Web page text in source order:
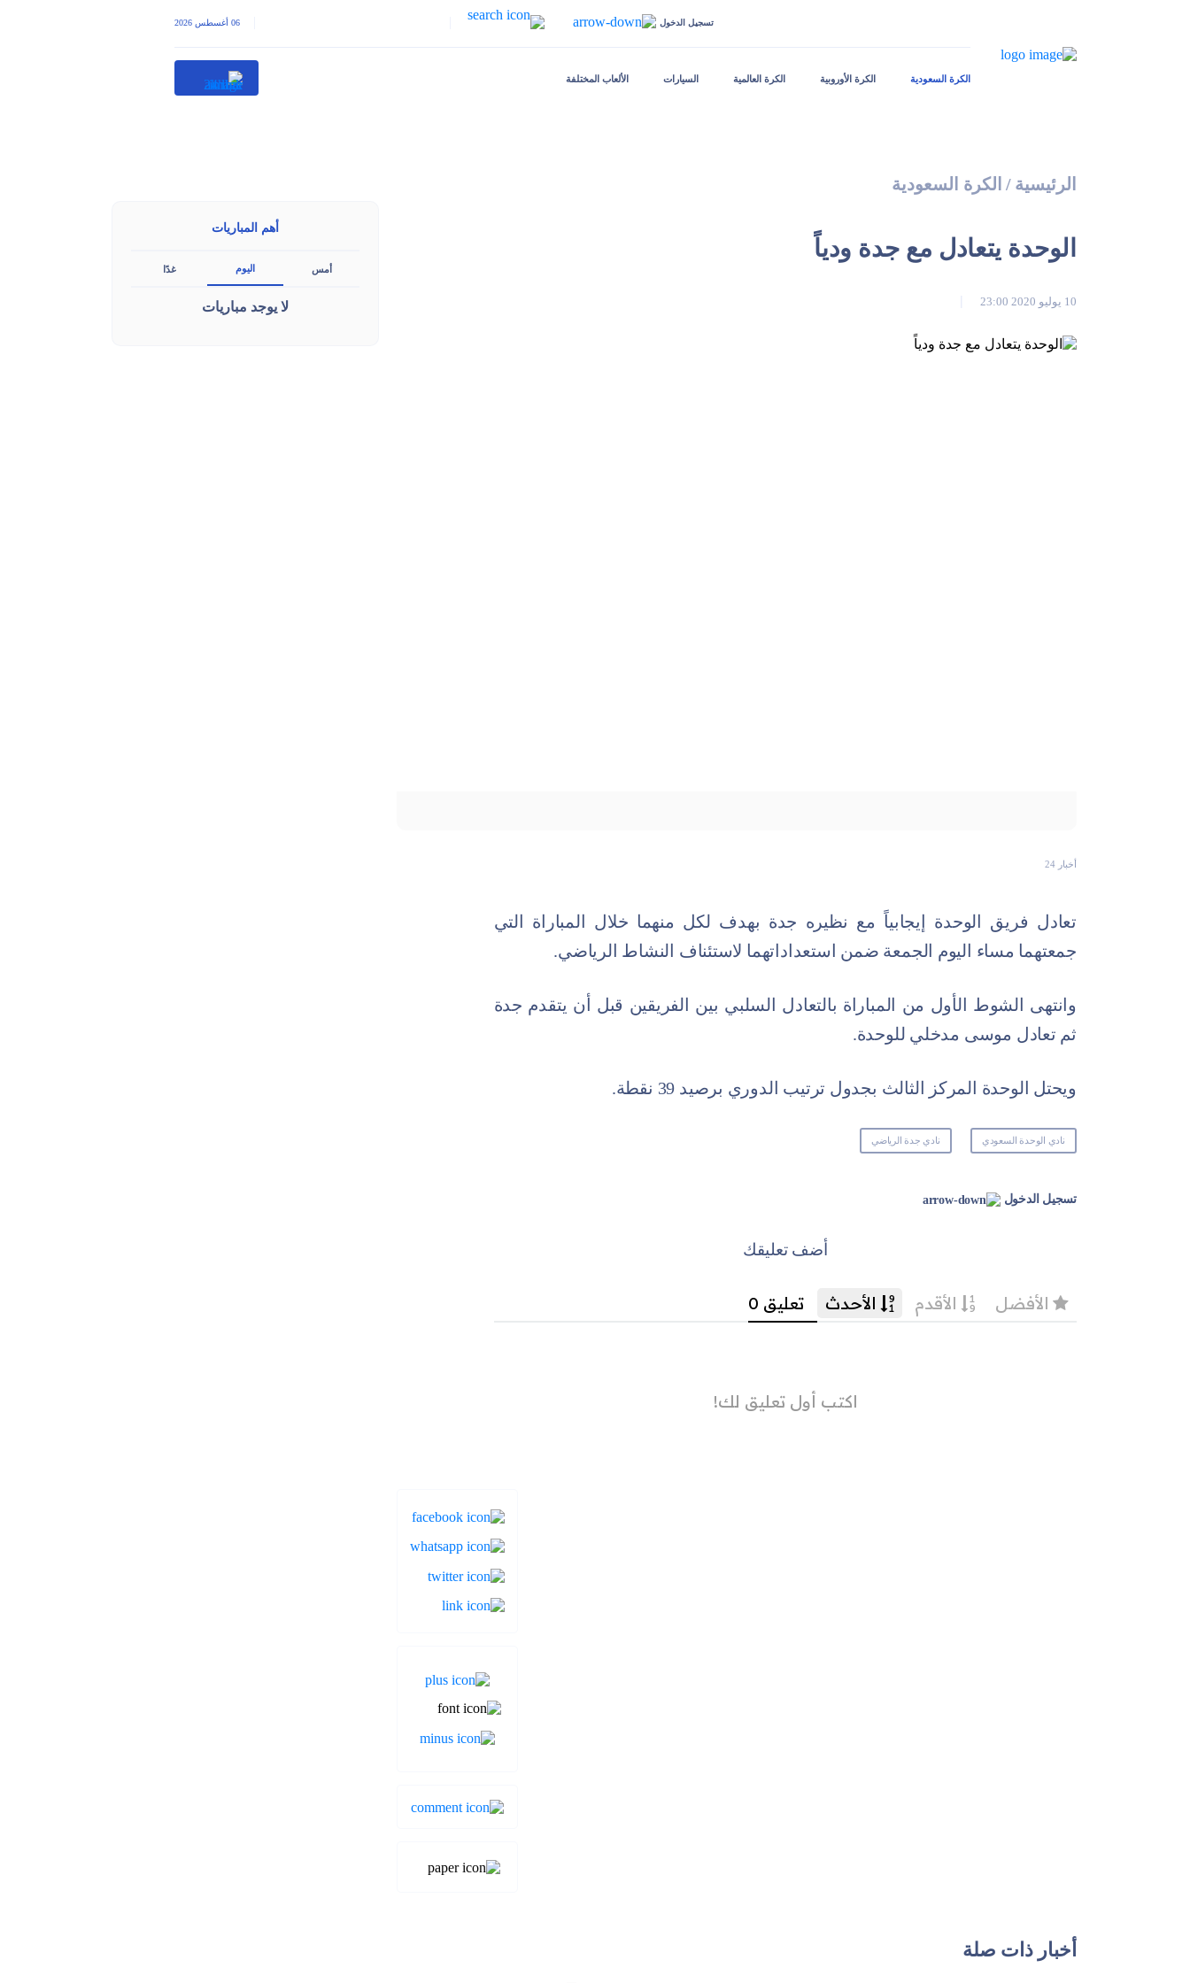
تسجيل الدخول 06 أغسطس 2026
الكرة السعودية الكرة الأوروبية الكرة العالمية السيارات الألعاب المختلفة
الرئيسية / الكرة السعودية
الوحدة يتعادل مع جدة ودياً
10 يوليو 2020 23:00
أخبار 24
تعادل فريق الوحدة إيجابياً مع نظيره جدة بهدف لكل منهما خلال المباراة التي
جمعتهما مساء اليوم الجمعة ضمن استعداداتهما لاستئناف النشاط الرياضي.
وانتهى الشوط الأول من المباراة بالتعادل السلبي بين الفريقين قبل أن يتقدم جدة
ثم تعادل موسى مدخلي للوحدة.
ويحتل الوحدة المركز الثالث بجدول ترتيب الدوري برصيد 39 نقطة.
نادي الوحدة السعودي نادي جدة الرياضي
تسجيل الدخول
أضف تعليقك
أهم المباريات
أمس اليوم غدًا
لا يوجد مباريات
أخبار ذات صلة